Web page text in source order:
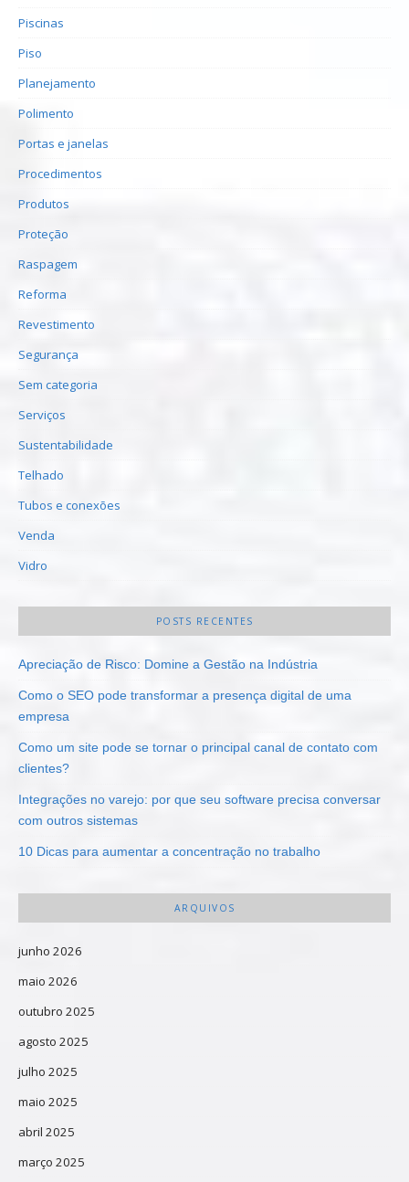
Piscinas
Piso
Planejamento
Polimento
Portas e janelas
Procedimentos
Produtos
Proteção
Raspagem
Reforma
Revestimento
Segurança
Sem categoria
Serviços
Sustentabilidade
Telhado
Tubos e conexões
Venda
Vidro
POSTS RECENTES
Apreciação de Risco: Domine a Gestão na Indústria
Como o SEO pode transformar a presença digital de uma
empresa
Como um site pode se tornar o principal canal de contato com
clientes?
Integrações no varejo: por que seu software precisa conversar
com outros sistemas
10 Dicas para aumentar a concentração no trabalho
ARQUIVOS
junho 2026
maio 2026
outubro 2025
agosto 2025
julho 2025
maio 2025
abril 2025
março 2025